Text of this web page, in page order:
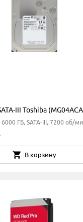
III Toshiba
6000 ГБ, SATA-III, 7200 об/
В корзину